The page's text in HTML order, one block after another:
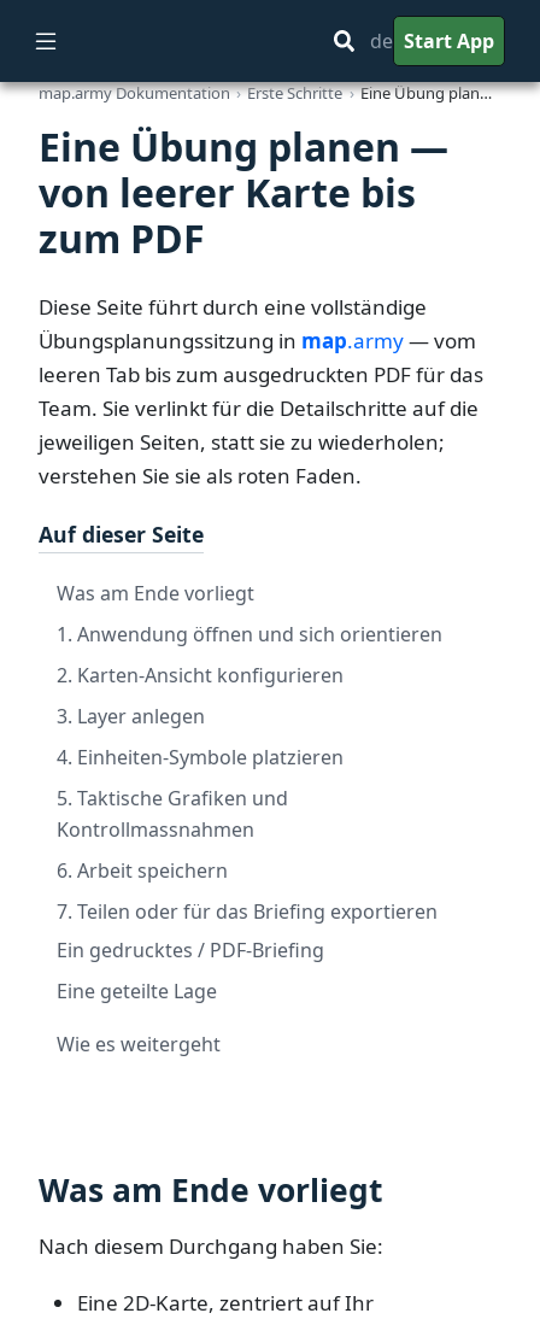
de Start App
Auf dieser Seite
Was am Ende vorliegt
1. Anwendung öffnen und sich orientieren
2. Karten-Ansicht konfigurieren
3. Layer anlegen
4. Einheiten-Symbole platzieren
5. Taktische Grafiken und
Kontrollmassnahmen
6. Arbeit speichern
7. Teilen oder für das Briefing exportieren
Ein gedrucktes / PDF-Briefing
Eine geteilte Lage
Wie es weitergeht
map.army Dokumentation Erste Schritte Eine Übung planen — von leerer Karte bis zum PDF
Eine Übung planen —
von leerer Karte bis
zum PDF
Diese Seite führt durch eine vollständige
Übungsplanungssitzung in map.army— vom
leeren Tab bis zum ausgedruckten PDF für das
Team. Sie verlinkt für die Detailschritte auf die
jeweiligen Seiten, statt sie zu wiederholen;
verstehen Sie sie als roten Faden.
Was am Ende vorliegt
Nach diesem Durchgang haben Sie:
Eine 2D-Karte, zentriert auf Ihr